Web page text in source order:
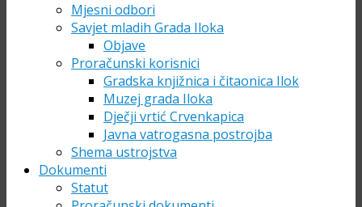
Mjesni odbori
Savjet mladih Grada Iloka
Objave
Proračunski korisnici
Gradska knjižnica i čitaonica Ilok
Muzej grada Iloka
Dječji vrtić Crvenkapica
Javna vatrogasna postrojba
Shema ustrojstva
Dokumenti
Statut